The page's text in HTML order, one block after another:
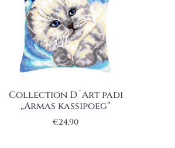
Collection D´Art padi
„Armas kassipoeg“
€24,90